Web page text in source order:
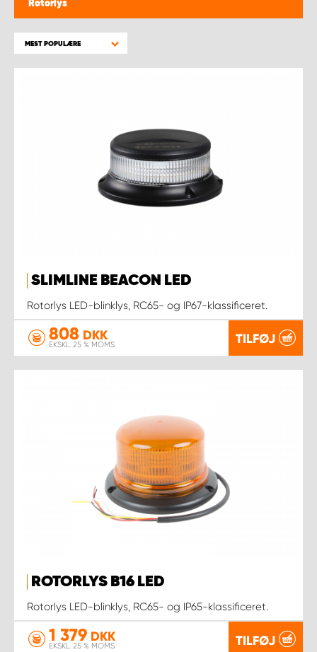
Rotorlys
MEST POPULÆRE
SLIMLINE BEACON LED
Rotorlys LED-blinklys, RC65- og IP67-klassificeret.
808 DKK
EKSKL. 25 % MOMS TILFØJ
ROTORLYS B16 LED
Rotorlys LED-blinklys, RC65- og IP65-klassificeret.
1 379 DKK
EKSKL. 25 % MOMS TILFØJ